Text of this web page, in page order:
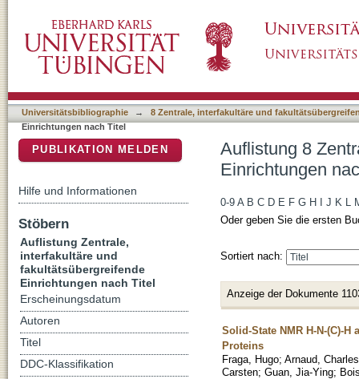
Universitätsbibliographie →
8 Zentrale, interfakultäre und
Einrichtungen nach Titel
Auflistung 8
Einrichtungen
0-9 A B C D E F G H J K L
Oder geben Sie die ersten
Sortiert nach:
Anzeige der Dokumente
Solid-State NMR H-N-(C)-
Proteins
Fraga, Hugo; Arnaud,
Carsten; Guan, Jia-Ying;
PUBLIKATION MELDEN
Hilfe und Informationen
Stöbern
Auflistung Zentrale,
interfakultäre und
fakultätsübergreifende
Einrichtungen nach Titel
Erscheinungsdatum
Autoren
Titel
DDC-Klassifikation